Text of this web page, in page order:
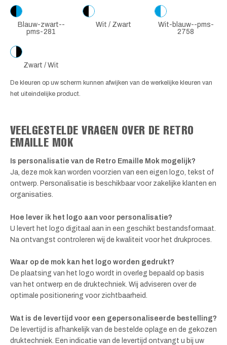
Blauw-zwart--
pms-281
Wit / Zwart
Wit-blauw--pms-
2758
Zwart / Wit
De kleuren op uw scherm kunnen afwijken van de werkelijke kleuren van
het uiteindelijke product.
VEELGESTELDE VRAGEN OVER DE RETRO
EMAILLE MOK
Is personalisatie van de Retro Emaille Mok mogelijk?
Ja, deze mok kan worden voorzien van een eigen logo, tekst of
ontwerp. Personalisatie is beschikbaar voor zakelijke klanten en
organisaties.
Hoe lever ik het logo aan voor personalisatie?
U levert het logo digitaal aan in een geschikt bestandsformaat.
Na ontvangst controleren wij de kwaliteit voor het drukproces.
Waar op de mok kan het logo worden gedrukt?
De plaatsing van het logo wordt in overleg bepaald op basis
van het ontwerp en de druktechniek. Wij adviseren over de
optimale positionering voor zichtbaarheid.
Wat is de levertijd voor een gepersonaliseerde bestelling?
De levertijd is afhankelijk van de bestelde oplage en de gekozen
druktechniek. Een indicatie van de levertijd ontvangt u bij uw